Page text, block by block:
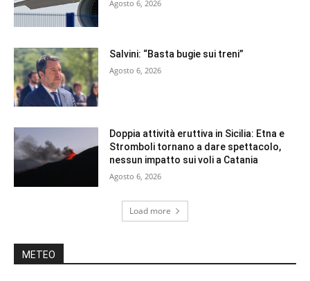
Agosto 6, 2026
Salvini: “Basta bugie sui treni”
Agosto 6, 2026
Doppia attività eruttiva in Sicilia: Etna e
Stromboli tornano a dare spettacolo,
nessun impatto sui voli a Catania
Agosto 6, 2026
Load more
METEO